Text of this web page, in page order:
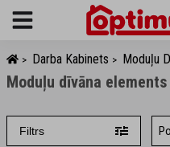
Menu
> Darba Kabinets > Moduļu
Moduļu dīvāna elements
Filtrs